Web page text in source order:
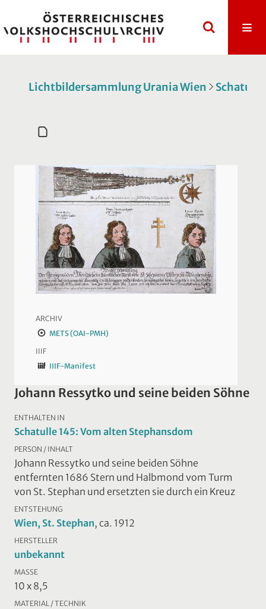
Lichtbildersammlung Urania Wien Schatulle
ARCHIV
METS (OAI-PMH)
IIIF
IIIF-Manifest
Johann Ressytko und seine beiden Söhne
ENTHALTEN IN
Schatulle 145: Vom alten Stephansdom
PERSON / INHALT
Johann Ressytko und seine beiden Söhne
entfernten 1686 Stern und Halbmond vom Turm
von St. Stephan und ersetzten sie durch ein Kreuz
ENTSTEHUNG
Wien, St. Stephan, ca. 1912
HERSTELLER
unbekannt
MASSE
10 x 8,5
MATERIAL / TECHNIK